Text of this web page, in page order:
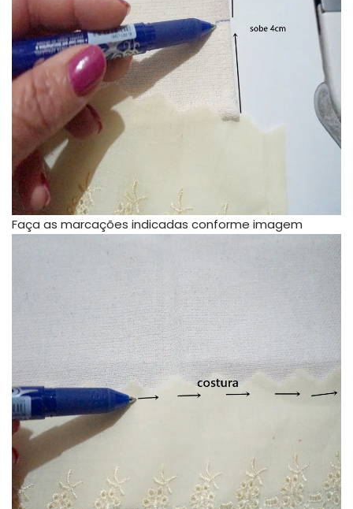
Faça as marcações indicadas conforme imagem